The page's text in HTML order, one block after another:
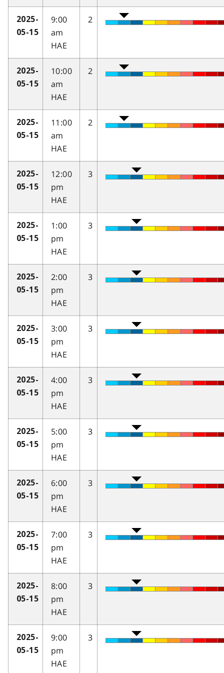
2025-
05-15
9:00
am
HAE
2
2025-
05-15
10:00
am
HAE
2
2025-
05-15
11:00
am
HAE
2
2025-
05-15
12:00
pm
HAE
3
2025-
05-15
1:00
pm
HAE
3
2025-
05-15
2:00
pm
HAE
3
2025-
05-15
3:00
pm
HAE
3
2025-
05-15
4:00
pm
HAE
3
2025-
05-15
5:00
pm
HAE
3
2025-
05-15
6:00
pm
HAE
3
2025-
05-15
7:00
pm
HAE
3
2025-
05-15
8:00
pm
HAE
3
2025-
05-15
9:00
pm
HAE
3